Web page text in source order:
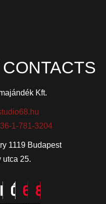
Kft.
1-781-3204
1119 Budapest
utca 25.